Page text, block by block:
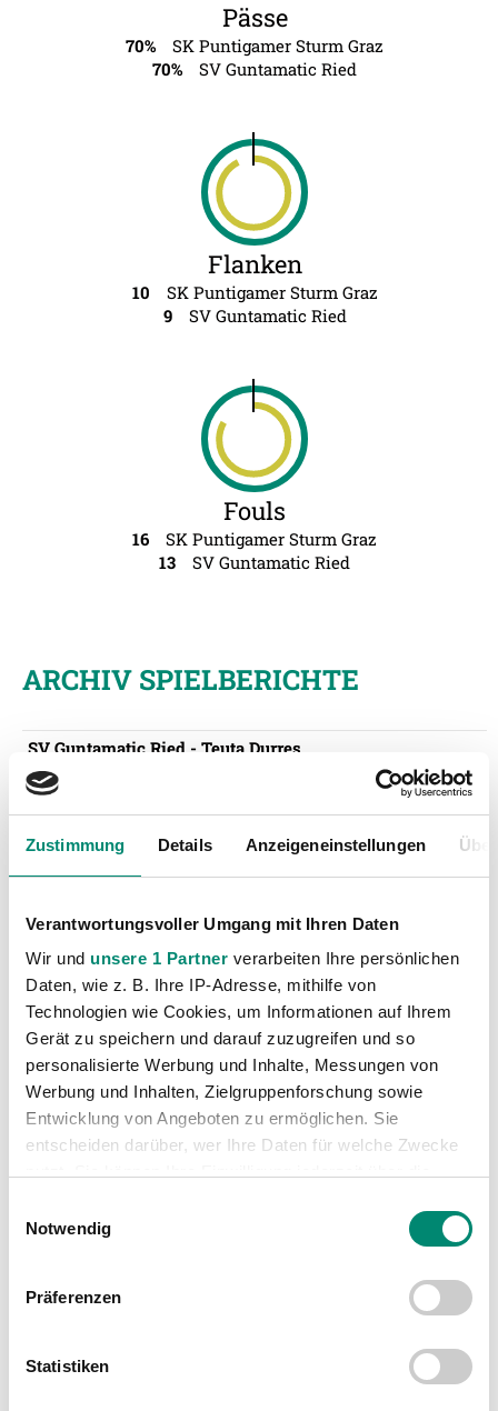
Zustimmung Details Anzeigeneinstellungen
Verantwortungsvoller Umgang mit Ihren Daten
Wir und unsere 1 Partner verarbeiten Ihre persönlichen
Daten, wie z. B. Ihre IP-Adresse, mithilfe von
Technologien wie Cookies, um Informationen auf Ihrem
Gerät zu speichern und darauf zuzugreifen und so
personalisierte Werbung und Inhalte, Messungen von
Werbung und Inhalten, Zielgruppenforschung sowie
Entwicklung von Angeboten zu ermöglichen. Sie
entscheiden darüber, wer Ihre Daten für welche Zwecke
Trigger Symbol ändern oder widerrufen
Erfahren Sie mehr darüber, wie Ihre persönlichen Daten
verarbeitet werden, und legen Sie Ihre Präferenzen im
Wir verwenden Cookies, um Inhalte und Anzeigen zu
Notwendig
Präferenzen
Statistiken
Pässe
70%
SK Puntigamer Sturm Graz
70%
SV Guntamatic Ried
Flanken
10
SK Puntigamer Sturm Graz
9
SV Guntamatic Ried
Fouls
16
SK Puntigamer Sturm Graz
13
SV Guntamatic Ried
ARCHIV SPIELBERICHTE
SV Guntamatic Ried - Teuta Durres
Runde Sommer#1
1:0 (0:0)
0:2 (0:0)
MSK Zilina - SV Guntamatic Ried
Runde Sommer#3- 29.06.2016 00:00 Uhr
1:2 (0:2)
SV Wacker Burghausen - SV Guntamatic Ried
Runde Sommer#4 - 03.07.2016 00:00 Uhr
1:2 (0:1)
SV Guntamatic Ried - SV Schalding-Heinig
1:2 (1:2)
Runde Sommer#6